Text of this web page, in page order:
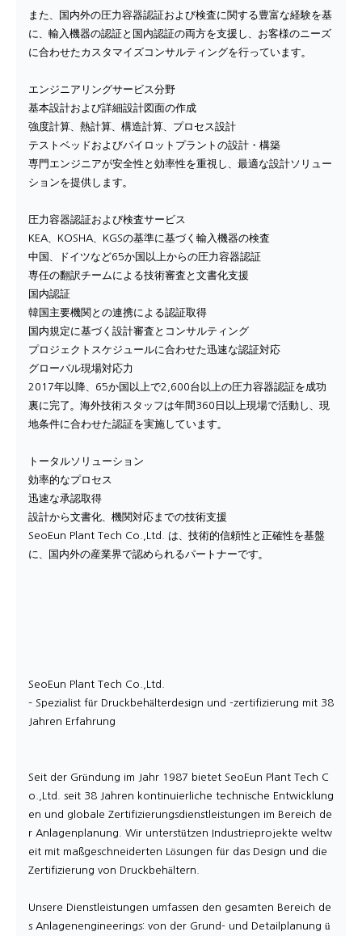
また、国内外の圧力容器認証および検査に関する豊富な経験を基
に、輸入機器の認証と国内認証の両方を支援し、お客様のニーズ
に合わせたカスタマイズコンサルティングを行っています。
エンジニアリングサービス分野
基本設計および詳細設計図面の作成
強度計算、熱計算、構造計算、プロセス設計
テストベッドおよびパイロットプラントの設計・構築
専門エンジニアが安全性と効率性を重視し、最適な設計ソリュー
ションを提供します。
圧力容器認証および検査サービス
KEA、KOSHA、KGSの基準に基づく輸入機器の検査
中国、ドイツなど65か国以上からの圧力容器認証
専任の翻訳チームによる技術審査と文書化支援
国内認証
韓国主要機関との連携による認証取得
国内規定に基づく設計審査とコンサルティング
プロジェクトスケジュールに合わせた迅速な認証対応
グローバル現場対応力
2017年以降、65か国以上で2,600台以上の圧力容器認証を成功
裏に完了。海外技術スタッフは年間360日以上現場で活動し、現
地条件に合わせた認証を実施しています。
トータルソリューション
効率的なプロセス
迅速な承認取得
設計から文書化、機関対応までの技術支援
SeoEun Plant Tech Co.,Ltd. は、技術的信頼性と正確性を基盤
に、国内外の産業界で認められるパートナーです。
SeoEun Plant Tech Co.,Ltd.
– Spezialist für Druckbehälterdesign und -zertifizierung mit 38
Jahren Erfahrung
Seit der Gründung im Jahr 1987 bietet SeoEun Plant Tech C
o.,Ltd. seit 38 Jahren kontinuierliche technische Entwicklung
en und globale Zertifizierungsdienstleistungen im Bereich de
r Anlagenplanung. Wir unterstützen Industrieprojekte weltw
eit mit maßgeschneiderten Lösungen für das Design und die
Zertifizierung von Druckbehältern.
Unsere Dienstleistungen umfassen den gesamten Bereich de
s Anlagenengineerings: von der Grund- und Detailplanung ü